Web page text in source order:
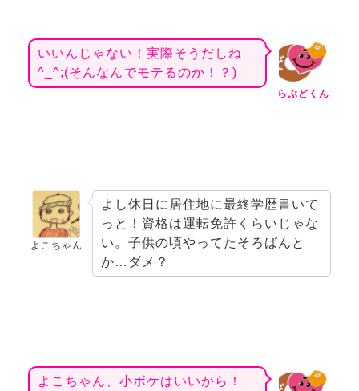
らぶどくん
いいんじゃない！実際そうだしね
^_^;(そんなんでモテるのか！？)
よこちゃん
よし休日に居住地に最終学歴書いて
っと！資格は運転免許くらいじゃな
い。 子供の頃やってたそろばんと
か…ダメ？
よこちゃん、小ボケはいいから！